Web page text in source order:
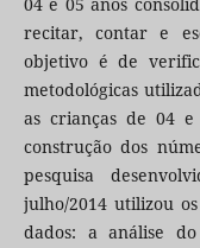
04 e 05 anos
recitar, contar e
objetivo é de
metodológicas
as crianças de 04
construção dos
pesquisa
julho/2014 utilizou
dados: a análise